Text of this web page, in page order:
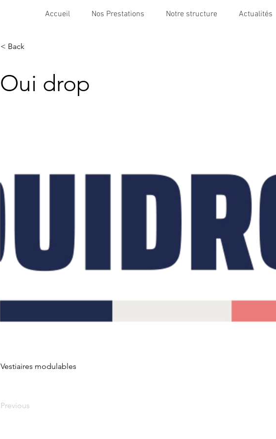
Accueil Nos Prestations Notre structure Actualités
< Back
Oui drop
Vestiaires modulables
Previous